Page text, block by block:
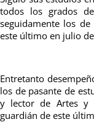
todos los grados
seguidamente los
este último en julio
Entretanto
los de pasante de
y lector de Artes y
guardián de este